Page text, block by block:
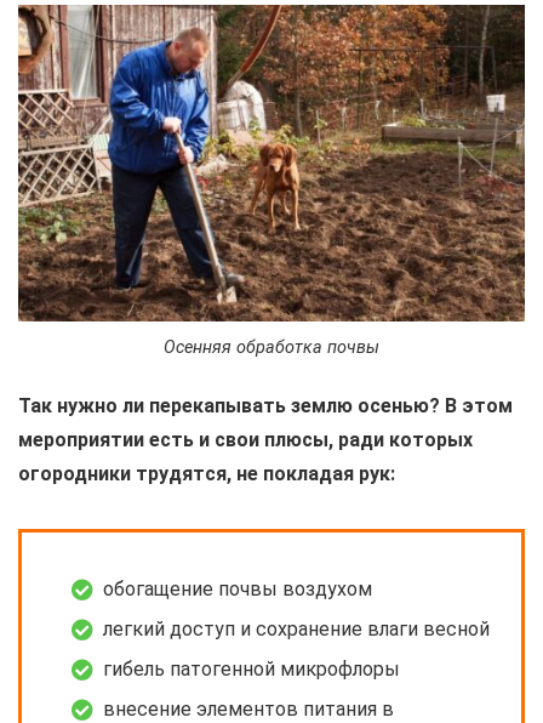
Осенняя обработка почвы
Так нужно ли перекапывать землю осенью? В этом
мероприятии есть и свои плюсы, ради которых
огородники трудятся, не покладая рук:
обогащение почвы воздухом
легкий доступ и сохранение влаги весной
гибель патогенной микрофлоры
внесение элементов питания в